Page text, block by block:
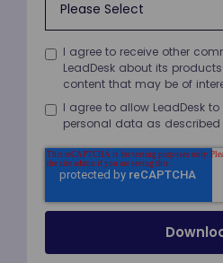
I agree to receive other
LeadDesk about its
content that may be of
I agree to allow LeadDesk
personal data as described